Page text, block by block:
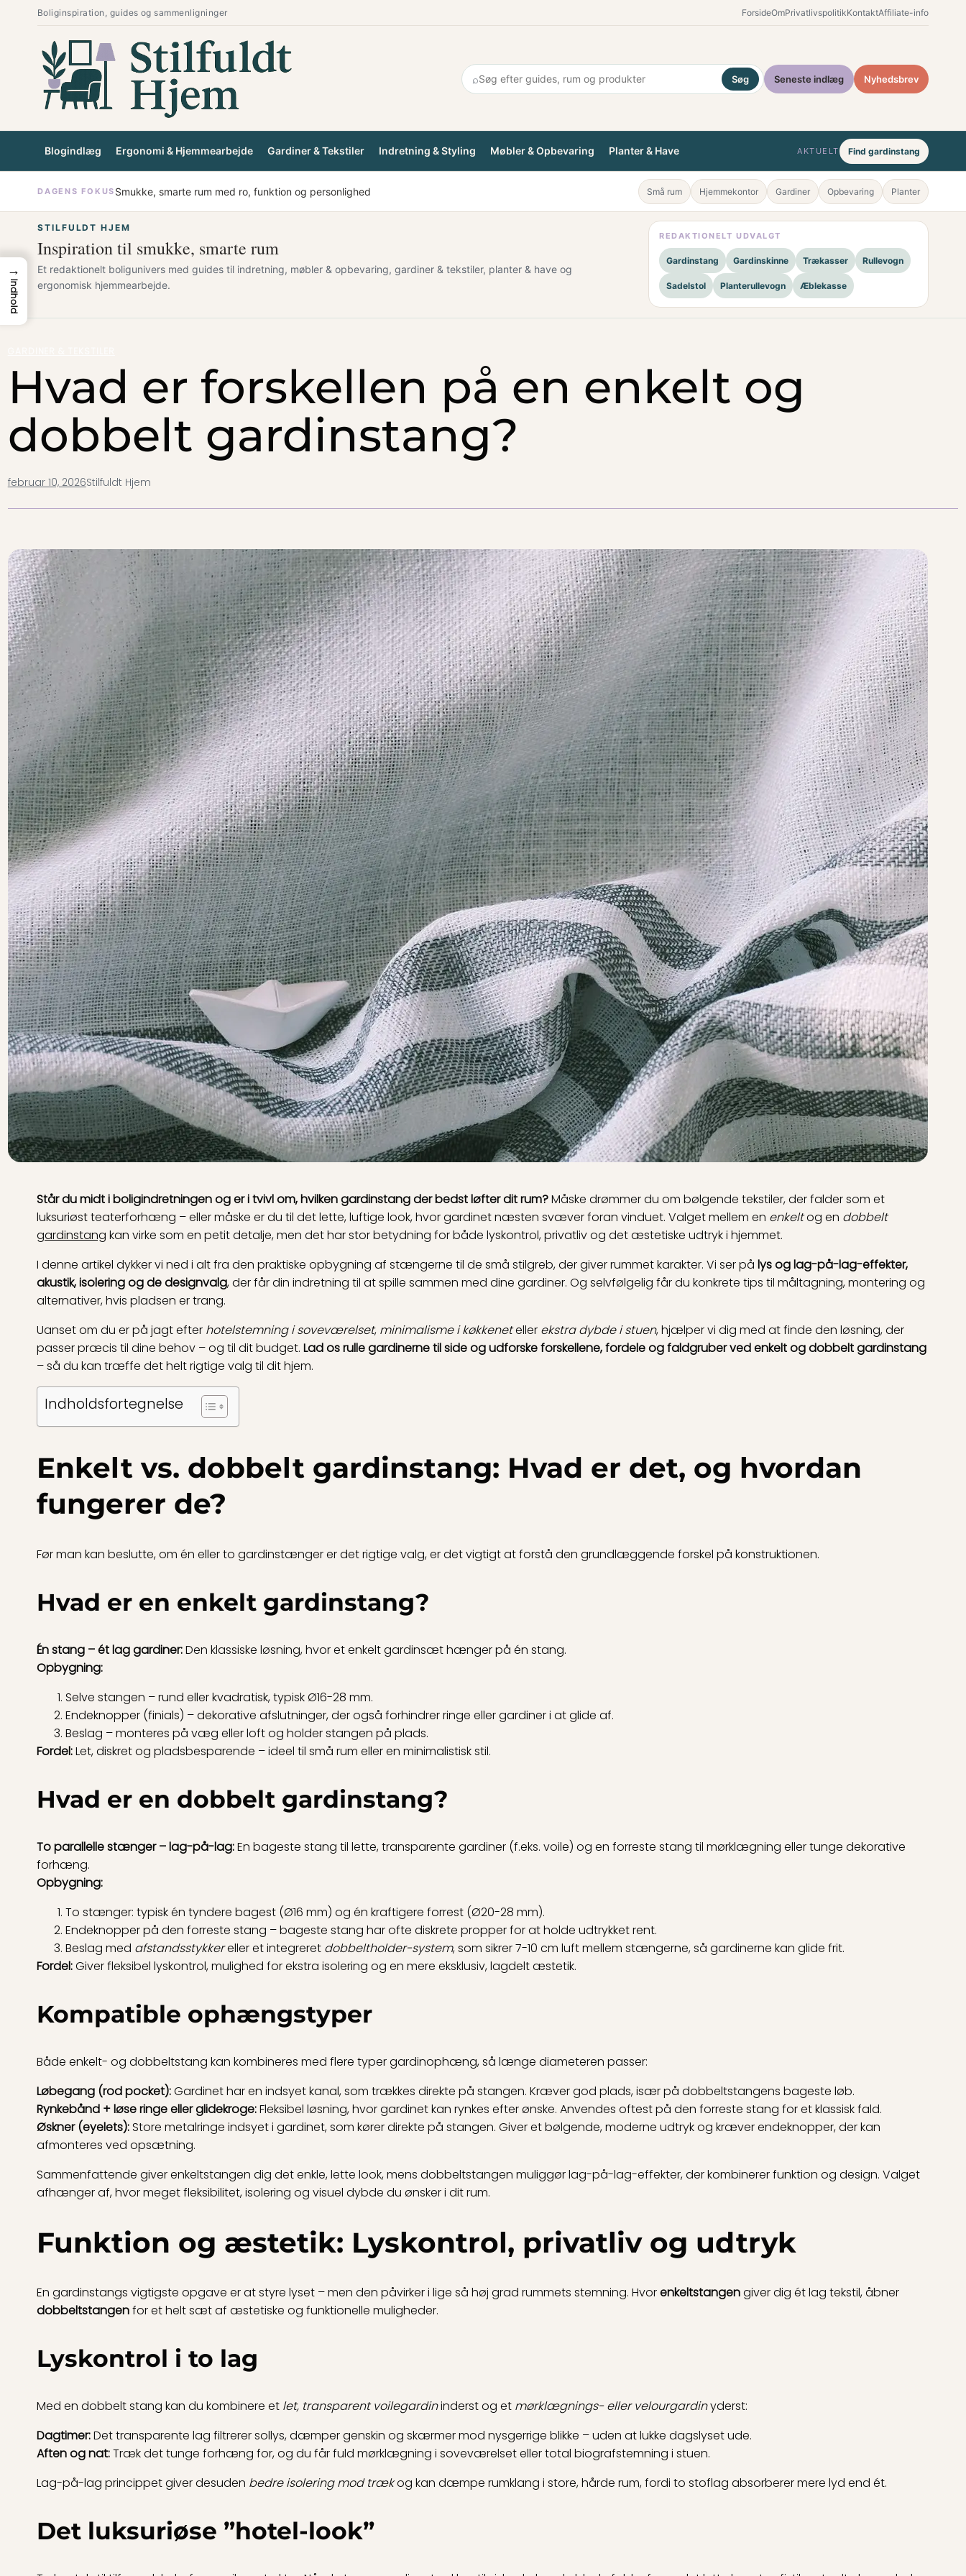
Boliginspiration, guides og sammenligninger ForsideOmPrivatlivspolitikKontaktAffiliate-info
⌕ Søg Seneste indlæg Nyhedsbrev
Blogindlæg Ergonomi & Hjemmearbejde Gardiner & Tekstiler Indretning & Styling Møbler & Opbevaring Planter & Have AKTUELT Find gardinstang
DAGENS FOKUS Smukke, smarte rum med ro, funktion og personlighed Små rum Hjemmekontor Gardiner Opbevaring Planter
STILFULDT HJEM
Inspiration til smukke, smarte rum
Et redaktionelt boligunivers med guides til indretning, møbler & opbevaring, gardiner & tekstiler, planter & have og
ergonomisk hjemmearbejde.
REDAKTIONELT UDVALGT
Gardinstang Gardinskinne Trækasser Rullevogn
Sadelstol Planterullevogn Æblekasse
Hvad er forskellen på en enkelt og
dobbelt gardinstang?
februar 10, 2026Stilfuldt Hjem
Står du midt i boligindretningen og er i tvivl om, hvilken gardinstang der bedst løfter dit rum?Måske drømmer du om bølgende tekstiler, der falder som et
luksuriøst teaterforhæng – eller måske er du til det lette, luftige look, hvor gardinet næsten svæver foran vinduet. Valget mellem en enkeltog en dobbelt
gardinstang kan virke som en petit detalje, men det har stor betydning for både lyskontrol, privatliv og det æstetiske udtryk i hjemmet.
I denne artikel dykker vi ned i alt fra den praktiske opbygning af stængerne til de små stilgreb, der giver rummet karakter. Vi ser på lys og lag-på-lag-effekter,
akustik, isolering og de designvalg, der får din indretning til at spille sammen med dine gardiner. Og selvfølgelig får du konkrete tips til måltagning, montering og
alternativer, hvis pladsen er trang.
Uanset om du er på jagt efter hotelstemning i soveværelset, minimalisme i køkkeneteller ekstra dybde i stuen, hjælper vi dig med at finde den løsning, der
passer præcis til dine behov – og til dit budget. Lad os rulle gardinerne til side og udforske forskellene, fordele og faldgruber ved enkelt og dobbelt gardinstang
– så du kan træffe det helt rigtige valg til dit hjem.
Indholdsfortegnelse
Enkelt vs. dobbelt gardinstang: Hvad er det, og hvordan
fungerer de?
Før man kan beslutte, om én eller to gardinstænger er det rigtige valg, er det vigtigt at forstå den grundlæggende forskel på konstruktionen.
Hvad er en enkelt gardinstang?
Én stang – ét lag gardiner:Den klassiske løsning, hvor et enkelt gardinsæt hænger på én stang.
Opbygning:
Selve stangen – rund eller kvadratisk, typisk Ø16-28 mm.
Endeknopper (finials) – dekorative afslutninger, der også forhindrer ringe eller gardiner i at glide af.
Beslag – monteres på væg eller loft og holder stangen på plads.
Fordel:Let, diskret og pladsbesparende – ideel til små rum eller en minimalistisk stil.
Hvad er en dobbelt gardinstang?
To parallelle stænger – lag-på-lag:En bageste stang til lette, transparente gardiner (f.eks. voile) og en forreste stang til mørklægning eller tunge dekorative
forhæng.
Opbygning:
To stænger: typisk én tyndere bagest (Ø16 mm) og én kraftigere forrest (Ø20-28 mm).
Endeknopper på den forreste stang – bageste stang har ofte diskrete propper for at holde udtrykket rent.
Beslag med afstandsstykkereller et integreret dobbeltholder-system, som sikrer 7-10 cm luft mellem stængerne, så gardinerne kan glide frit.
Fordel:Giver fleksibel lyskontrol, mulighed for ekstra isolering og en mere eksklusiv, lagdelt æstetik.
Kompatible ophængstyper
Både enkelt- og dobbeltstang kan kombineres med flere typer gardinophæng, så længe diameteren passer:
Løbegang (rod pocket):Gardinet har en indsyet kanal, som trækkes direkte på stangen. Kræver god plads, især på dobbeltstangens bageste løb.
Rynkebånd + løse ringe eller glidekroge:Fleksibel løsning, hvor gardinet kan rynkes efter ønske. Anvendes oftest på den forreste stang for et klassisk fald.
Øskner (eyelets):Store metalringe indsyet i gardinet, som kører direkte på stangen. Giver et bølgende, moderne udtryk og kræver endeknopper, der kan
afmonteres ved opsætning.
Sammenfattende giver enkeltstangen dig det enkle, lette look, mens dobbeltstangen muliggør lag-på-lag-effekter, der kombinerer funktion og design. Valget
afhænger af, hvor meget fleksibilitet, isolering og visuel dybde du ønsker i dit rum.
Funktion og æstetik: Lyskontrol, privatliv og udtryk
En gardinstangs vigtigste opgave er at styre lyset – men den påvirker i lige så høj grad rummets stemning. Hvorenkeltstangengiver dig ét lag tekstil, åbner
dobbeltstangenfor et helt sæt af æstetiske og funktionelle muligheder.
Lyskontrol i to lag
Med en dobbelt stang kan du kombinere et let, transparent voilegardininderst og et mørklægnings- eller velourgardinyderst:
Dagtimer:Det transparente lag filtrerer sollys, dæmper genskin og skærmer mod nysgerrige blikke – uden at lukke dagslyset ude.
Aften og nat:Træk det tunge forhæng for, og du får fuld mørklægning i soveværelset eller total biografstemning i stuen.
Lag-på-lag princippet giver desuden bedre isolering mod trækog kan dæmpe rumklang i store, hårde rum, fordi to stoflag absorberer mere lyd end ét.
Det luksuriøse ”hotel-look”
→
Indhold